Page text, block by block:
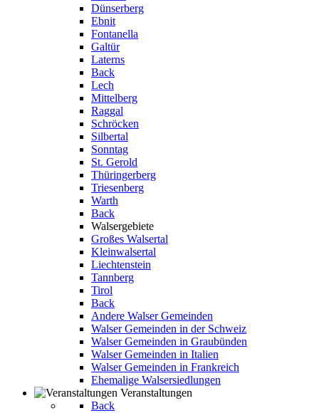
Dünserberg
Ebnit
Fontanella
Galtür
Laterns
Back
Lech
Mittelberg
Raggal
Schröcken
Silbertal
Sonntag
St. Gerold
Thüringerberg
Triesenberg
Warth
Back
Walsergebiete
Großes Walsertal
Kleinwalsertal
Liechtenstein
Tannberg
Tirol
Back
Andere Walser Gemeinden
Walser Gemeinden in der Schweiz
Walser Gemeinden in Graubünden
Walser Gemeinden in Italien
Walser Gemeinden in Frankreich
Ehemalige Walsersiedlungen
Veranstaltungen
Back